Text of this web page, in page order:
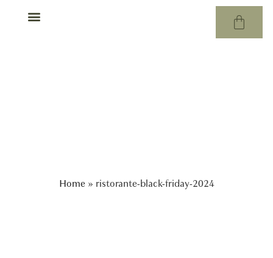
Home» ristorante-black-friday-2024